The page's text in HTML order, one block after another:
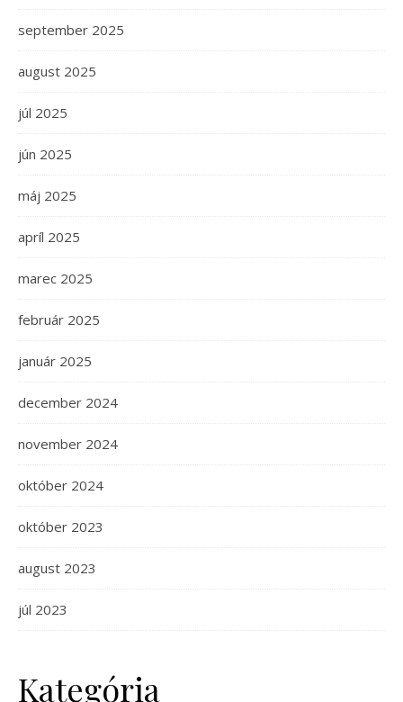
september 2025
august 2025
júl 2025
jún 2025
máj 2025
apríl 2025
marec 2025
február 2025
január 2025
december 2024
november 2024
október 2024
október 2023
august 2023
júl 2023
Kategória